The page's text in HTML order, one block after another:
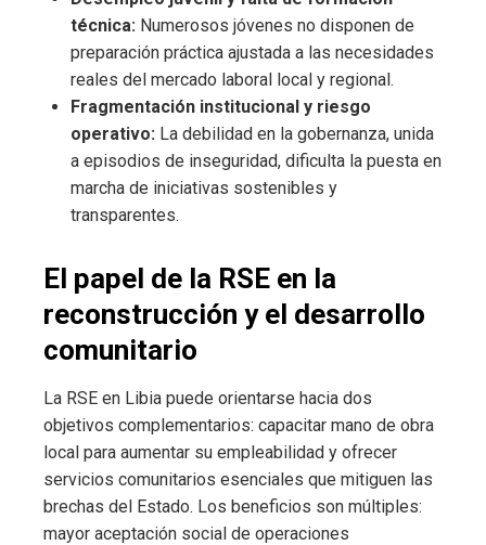
técnica: Numerosos jóvenes no disponen de
preparación práctica ajustada a las necesidades
reales del mercado laboral local y regional.
Fragmentación institucional y riesgo
operativo: La debilidad en la gobernanza, unida
a episodios de inseguridad, dificulta la puesta en
marcha de iniciativas sostenibles y
transparentes.
El papel de la RSE en la
reconstrucción y el desarrollo
comunitario
La RSE en Libia puede orientarse hacia dos
objetivos complementarios: capacitar mano de obra
local para aumentar su empleabilidad y ofrecer
servicios comunitarios esenciales que mitiguen las
brechas del Estado. Los beneficios son múltiples:
mayor aceptación social de operaciones